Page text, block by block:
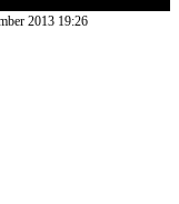
2013 19:26